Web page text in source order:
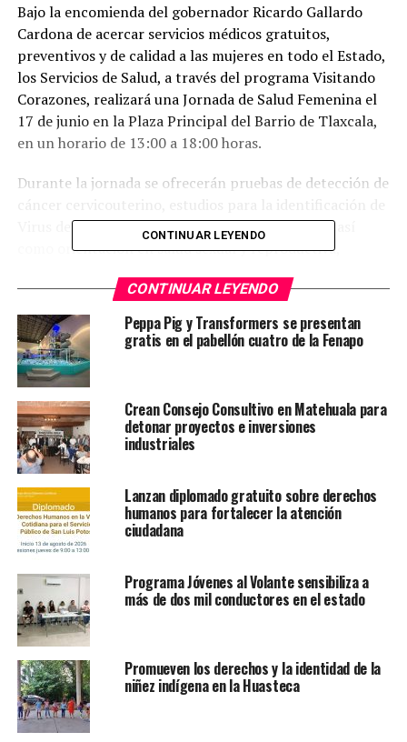
Bajo la encomienda del gobernador Ricardo Gallardo
Cardona de acercar servicios médicos gratuitos,
preventivos y de calidad a las mujeres en todo el Estado,
los Servicios de Salud, a través del programa Visitando
Corazones, realizará una Jornada de Salud Femenina el
17 de junio en la Plaza Principal del Barrio de Tlaxcala,
en un horario de 13:00 a 18:00 horas.
Durante la jornada se ofrecerán pruebas de detección de
Virus del Papiloma Humano (VPH) y hepatitis C, así
como orientación en salud sexual y reproductiva,
violencia de género. Estas acciones refuerzan el acceso a
servicios médicos con acciones sin límites para atender
de manera directa a las mujeres potosinas.
La estrategia forma parte de una política de salud
preventiva que acerca atención especializada a los
espacios comunitarios, reflejando el cambio que se vive y
se siente al consolidar un modelo más cercano, accesible
y enfocado en la detección temprana de enfermedades.
TEMAS RELACIONADOS GOBIERNO DE SLP
YA VIENE
ICAT con nueva sede
NO TE PIERDAS
San Luis avanza en la construcción de espacios libres de
violencia
CONTINUAR LEYENDO
CONTINUAR LEYENDO
Peppa Pig y Transformers se presentan
gratis en el pabellón cuatro de la Fenapo
Crean Consejo Consultivo en Matehuala para
detonar proyectos e inversiones
industriales
Lanzan diplomado gratuito sobre derechos
humanos para fortalecer la atención
ciudadana
Programa Jóvenes al Volante sensibiliza a
más de dos mil conductores en el estado
Promueven los derechos y la identidad de la
niñez indígena en la Huasteca